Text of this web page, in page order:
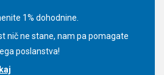
1% dohodnine.
nič ne stane, nam pa pomagate
poslanstva!